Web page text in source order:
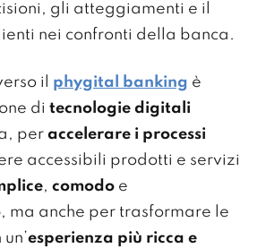
gli atteggiamenti e il
nei confronti della banca.
il phygital banking è
di tecnologie digitali
per accelerare i processi
accessibili prodotti e servizi
, comodo e
, ma anche per trasformare le
esperienza più ricca e